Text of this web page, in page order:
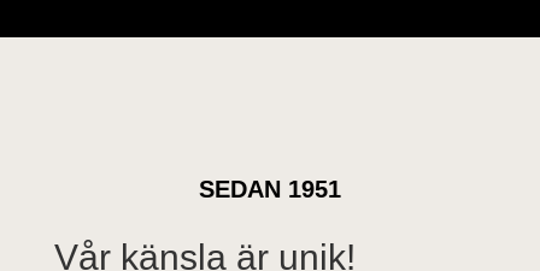
SEDAN 1951
Vår känsla är unik!